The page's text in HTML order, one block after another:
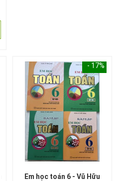
- 17%
Em học toán 6 - Vũ Hữu